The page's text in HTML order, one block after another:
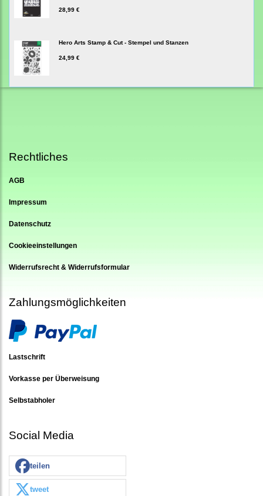
28,99 €
Hero Arts Stamp & Cut - Stempel und Stanzen
24,99 €
Rechtliches
AGB
Impressum
Datenschutz
Cookieeinstellungen
Widerrufsrecht & Widerrufsformular
Zahlungsmöglichkeiten
Lastschrift
Vorkasse per Überweisung
Selbstabholer
Social Media
teilen
tweet